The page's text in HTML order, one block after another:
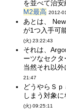
を並べて治
M2最高 2012-
あとは、
が1つ入手可
(火) 23:22:43
それは、
ーツなセクタ
当然それ以
21:47
どうやらＳ
しまう対象
(火) 09:25:11